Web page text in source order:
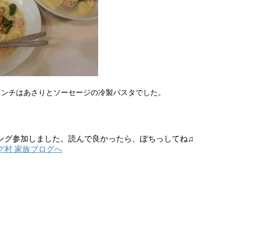
チはあさりとソーセージの冷製パスタでした。
グ参加しました。読んで良かったら、ぽちっしてね♫